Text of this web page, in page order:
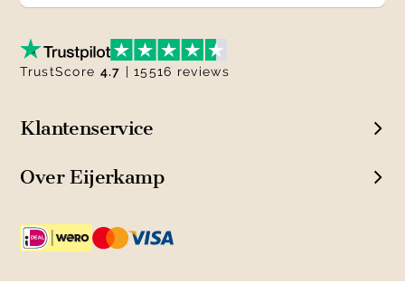
Klantenservice
Over Eijerkamp
TrustScore 4.7 | 15516 reviews